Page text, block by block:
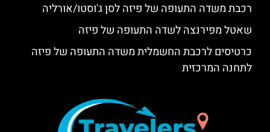
רכבת משדה התעופה של פיזה לסן ג'וסטו/אורליה
שאטל מפירנצה לשדה התעופה של פיזה
כרטיסים לרכבת החשמלית משדה התעופה של פיזה
לתחנה המרכזית